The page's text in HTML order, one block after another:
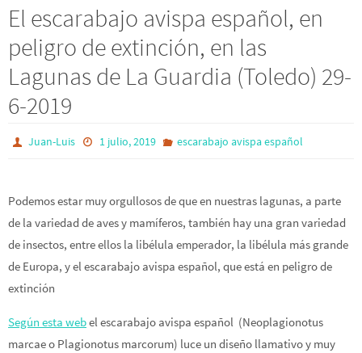
El escarabajo avispa español, en
peligro de extinción, en las
Lagunas de La Guardia (Toledo) 29-
6-2019
Juan-Luis 1 julio, 2019 escarabajo avispa español
Podemos estar muy orgullosos de que en nuestras lagunas, a parte
de la variedad de aves y mamíferos, también hay una gran variedad
de insectos, entre ellos la libélula emperador, la libélula más grande
de Europa, y el escarabajo avispa español, que está en peligro de
extinción
Según esta webel escarabajo avispa español (Neoplagionotus
marcae o Plagionotus marcorum) luce un diseño llamativo y muy